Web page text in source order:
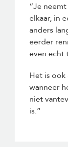
“Je
elkaar, in
anders
eerder
even echt
Het is
wanneer
niet
is.”